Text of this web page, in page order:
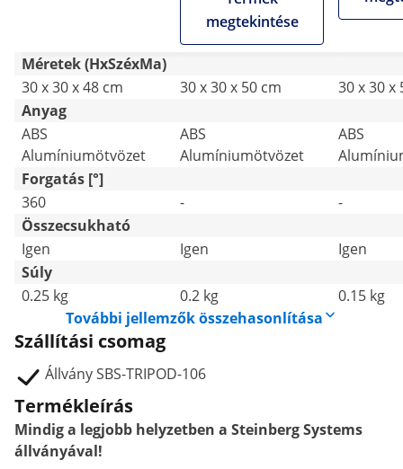
megtekintése
Méretek (HxSzéxMa)
30 x 30 x 48 cm
30 x 30 x 50 cm
30 x 30 x
Anyag
ABS
Alumíniumötvözet
ABS
Alumíniumötvözet
ABS
Forgatás [°]
360
-
-
Összecsukható
Igen
Igen
Igen
Súly
0.25 kg
0.2 kg
0.15 kg
További jellemzők összehasonlítása
Szállítási csomag
Állvány SBS-TRIPOD-106
Termékleírás
Mindig a legjobb helyzetben a Steinberg Systems
állványával!